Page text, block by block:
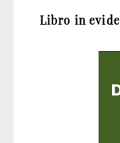
Libro in